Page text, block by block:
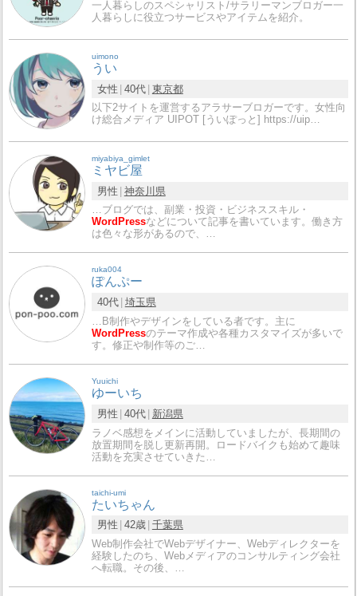
一人暮らしのスペシャリスト/サラリーマンブロガー一
人暮らしに役立つサービスやアイテムを紹介。
uimono
うい
女性 40代 東京都
以下2サイトを運営するアラサーブロガーです。女性向
け総合メディア UIPOT [ういぽっと] https://uip…
miyabiya_gimlet
ミヤビ屋
男性 神奈川県
…ブログでは、副業・投資・ビジネススキル・
WordPressなどについて記事を書いています。働き方
は色々な形があるので、…
ruka004
ぽんぷー
40代 埼玉県
…B制作やデザインをしている者です。主に
WordPressのテーマ作成や各種カスタマイズが多いで
す。修正や制作等のご…
Yuuichi
ゆーいち
男性 40代
新潟県
ラノベ感想をメインに活動していましたが、長期間の
放置期間を脱し更新再開。ロードバイクも始めて趣味
活動を充実させていきた…
taichi-umi
たいちゃん
男性 42歳 千葉県
Web制作会社でWebデザイナー、Webディレクターを
経験したのち、Webメディアのコンサルティング会社
へ転職。その後、…